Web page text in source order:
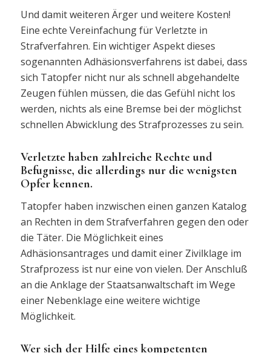
Und damit weiteren Ärger und weitere Kosten!
Eine echte Vereinfachung für Verletzte in
Strafverfahren. Ein wichtiger Aspekt dieses
sogenannten Adhäsionsverfahrens ist dabei, dass
sich Tatopfer nicht nur als schnell abgehandelte
Zeugen fühlen müssen, die das Gefühl nicht los
werden, nichts als eine Bremse bei der möglichst
schnellen Abwicklung des Strafprozesses zu sein.
Verletzte haben zahlreiche Rechte und
Befugnisse, die allerdings nur die wenigsten
Opfer kennen.
Tatopfer haben inzwischen einen ganzen Katalog
an Rechten in dem Strafverfahren gegen den oder
die Täter. Die Möglichkeit eines
Adhäsionsantrages und damit einer Zivilklage im
Strafprozess ist nur eine von vielen. Der Anschluß
an die Anklage der Staatsanwaltschaft im Wege
einer Nebenklage eine weitere wichtige
Möglichkeit.
Wer sich der Hilfe eines kompetenten